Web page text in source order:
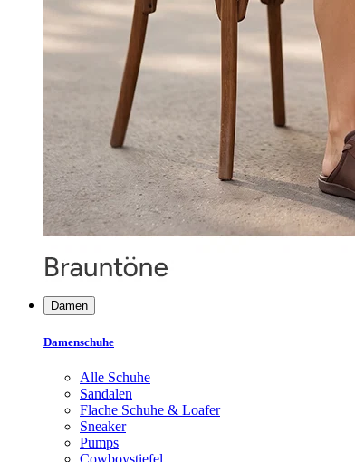
Damen
Damenschuhe
Alle Schuhe
Sandalen
Flache Schuhe & Loafer
Sneaker
Pumps
Cowboystiefel